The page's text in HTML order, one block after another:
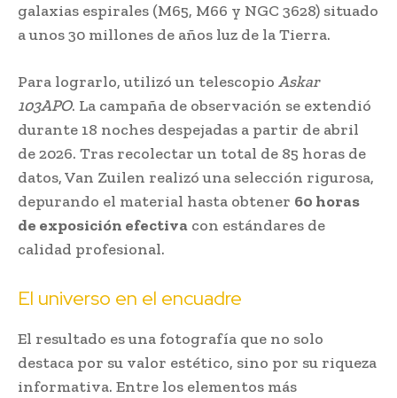
galaxias espirales (M65, M66 y NGC 3628) situado
a unos 30 millones de años luz de la Tierra.
Para lograrlo, utilizó un telescopio Askar
103APO. La campaña de observación se extendió
durante 18 noches despejadas a partir de abril
de 2026. Tras recolectar un total de 85 horas de
datos, Van Zuilen realizó una selección rigurosa,
depurando el material hasta obtener 60 horas
de exposición efectiva con estándares de
calidad profesional.
El universo en el encuadre
El resultado es una fotografía que no solo
destaca por su valor estético, sino por su riqueza
informativa. Entre los elementos más